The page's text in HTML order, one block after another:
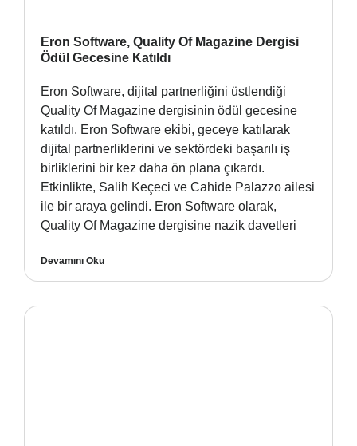
Eron Software, Quality Of Magazine Dergisi
Ödül Gecesine Katıldı
Eron Software, dijital partnerliğini üstlendiği
Quality Of Magazine dergisinin ödül gecesine
katıldı. Eron Software ekibi, geceye katılarak
dijital partnerliklerini ve sektördeki başarılı iş
birliklerini bir kez daha ön plana çıkardı.
Etkinlikte, Salih Keçeci ve Cahide Palazzo ailesi
ile bir araya gelindi. Eron Software olarak,
Quality Of Magazine dergisine nazik davetleri
Devamını Oku